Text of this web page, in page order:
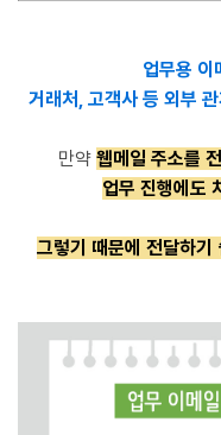
업무용 이
거래처, 고객사 등 외부
만약 웹메일 주소를
업무 진행에도
그렇기 때문에 전달하기